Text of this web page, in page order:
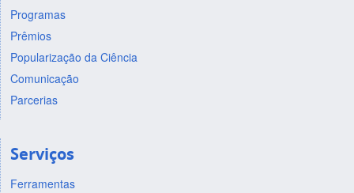
Programas
Prêmios
Popularização da Ciência
Comunicação
Parcerias
Serviços
Ferramentas